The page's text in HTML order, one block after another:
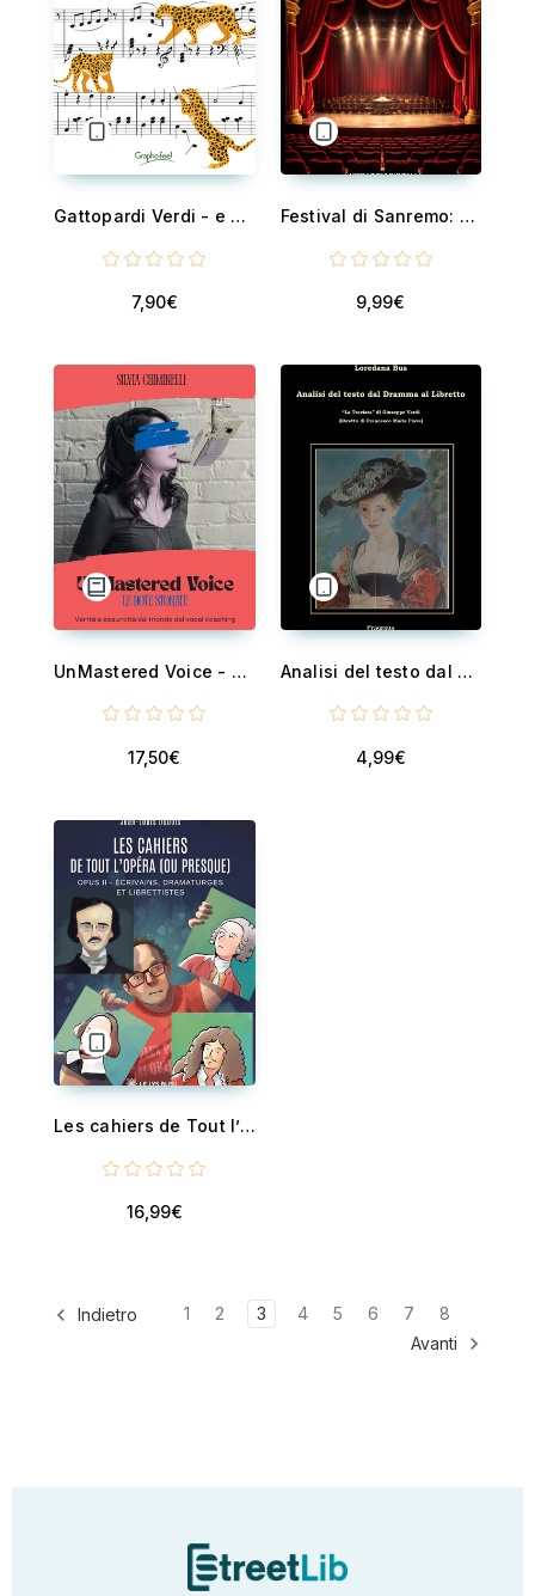
Gattopardi Verdi - e altre curiosità musicali
7,90€
Festival di Sanremo: dalla nascita ai nostri giorni - Canzoni, scandali e retroscena del Festival che racconta un Paese
9,99€
UnMastered Voice - Verità e assurdità dal mondo del Vocal Coaching
17,50€
Analisi del testo dal Dramma al Libretto - “La Traviata” di Giuseppe Verdi (libretto di Francesco Maria Piave)
4,99€
Les cahiers de Tout l’opéra (ou presque) - Opus II : Écrivains, dramaturges et librettistes
16,99€
Indietro 1 2 3 4 5 6 7
8
Avanti